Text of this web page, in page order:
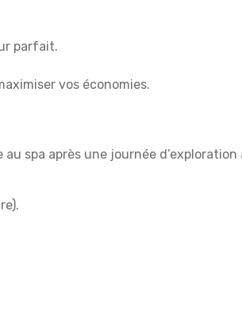
parfait.
vos économies.
spa après une journée d’exploration